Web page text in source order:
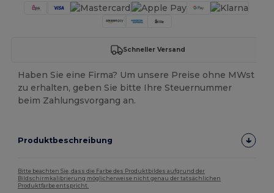
Schneller Versand
Haben Sie eine Firma? Um unsere Preise ohne MWst
zu erhalten, geben Sie bitte Ihre Steuernummer
beim Zahlungsvorgang an.
Produktbeschreibung
Bitte beachten Sie, dass die Farbe des Produktbildes aufgrund der
Bildschirmkalibrierung möglicherweise nicht genau der tatsächlichen
Produktfarbe entspricht.